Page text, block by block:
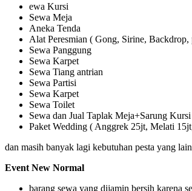
ewa Kursi
Sewa Meja
Aneka Tenda
Alat Peresmian ( Gong, Sirine,
Sewa Panggung
Sewa Karpet
Sewa Tiang antrian
Sewa Partisi
Sewa Karpet
Sewa Toilet
Sewa dan Jual Taplak Meja+Sarung Kursi
Paket Wedding ( Anggrek 25jt, Melati
dan masih banyak lagi kebutuhan pesta yang
Event New Normal
barang sewa yang dijamin bersih karena